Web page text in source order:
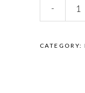
Night
Cream
-
CATEGORY: